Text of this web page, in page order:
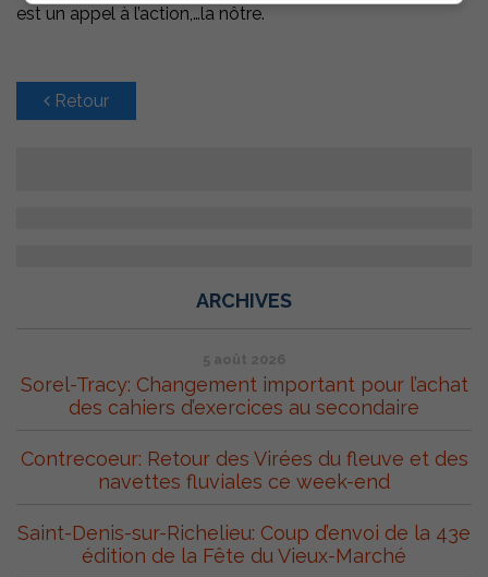
est un appel à l’action,…la nôtre.
Retour
ARCHIVES
5 août 2026
Sorel-Tracy: Changement important pour l’achat
des cahiers d’exercices au secondaire
Contrecoeur: Retour des Virées du fleuve et des
navettes fluviales ce week-end
Saint-Denis-sur-Richelieu: Coup d’envoi de la 43e
édition de la Fête du Vieux-Marché